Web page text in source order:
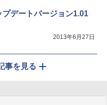
デートバージョン1.01
2013年6月27日
事を見る